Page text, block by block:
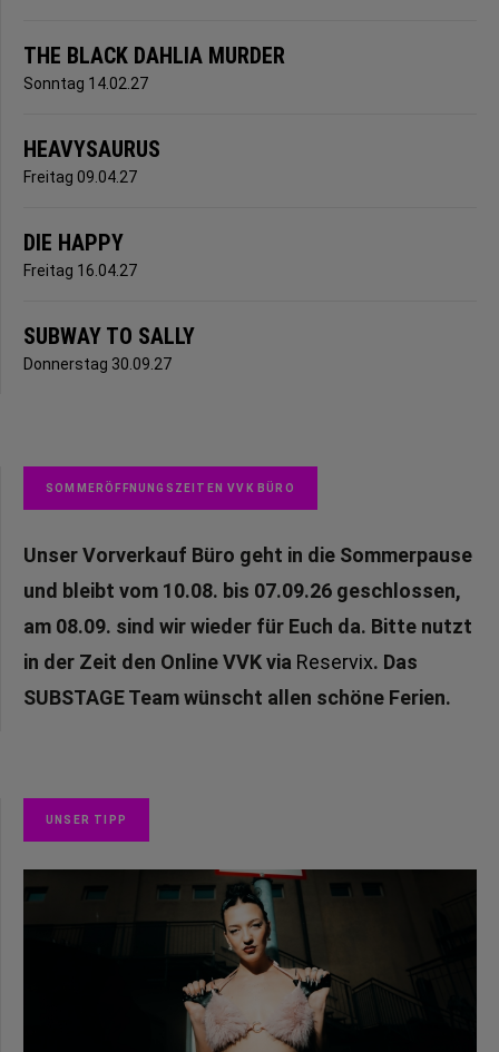
THE BLACK DAHLIA MURDER
Sonntag 14.02.27
HEAVYSAURUS
Freitag 09.04.27
DIE HAPPY
Freitag 16.04.27
SUBWAY TO SALLY
Donnerstag 30.09.27
SOMMERÖFFNUNGSZEITEN VVK BÜRO
Unser Vorverkauf Büro geht in die Sommerpause
und bleibt vom 10.08. bis 07.09.26 geschlossen,
am 08.09. sind wir wieder für Euch da. Bitte nutzt
in der Zeit den Online VVK via Reservix. Das
SUBSTAGE Team wünscht allen schöne Ferien.
UNSER TIPP